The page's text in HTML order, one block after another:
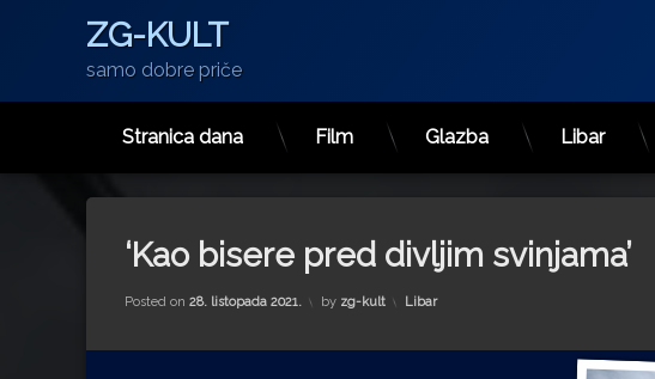
Preskoči
ZG-KULT
samo dobre priče
Stranica dana Film Glazba Libar
‘Kao bisere pred divljim svinjama’
Posted on 28. listopada 2021. by zg-kult Kategorije:
Libar